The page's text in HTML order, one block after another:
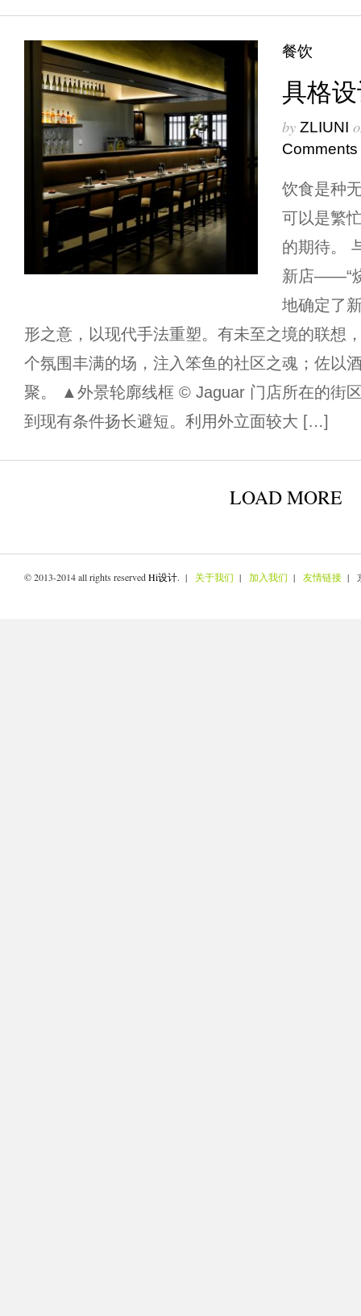
餐饮
具格
by ZLIUNI
Comments
饮食是种
可以是繁
的期待。
新店——“
地确定了
形之意，以现代手法重塑。有未至之境的联想
个氛围丰满的场，注入笨鱼的社区之魂；佐以
聚。 ▲外景轮廓线框 © Jaguar 门店所在的街
到现有条件扬长避短。利用外立面较大 […]
LOAD MORE
© 2013-2014 all rights reservedHi设计. | 关于我们 | 加入我们 | 友情链接 |